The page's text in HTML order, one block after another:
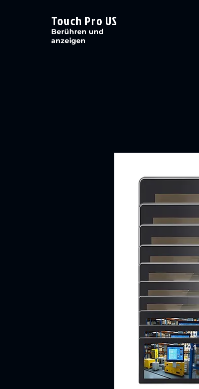
Touch Pro US
Berühren und
anzeigen